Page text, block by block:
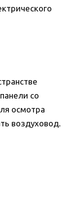
со
осмотра
воздуховод.